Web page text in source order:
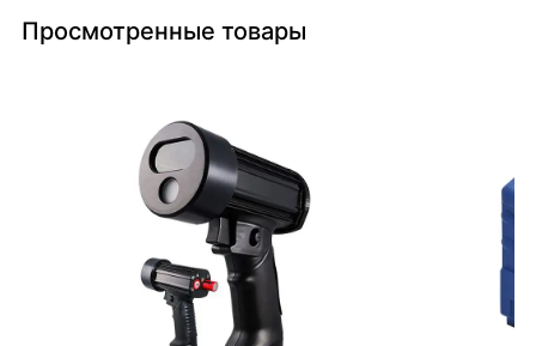
Просмотренные товары